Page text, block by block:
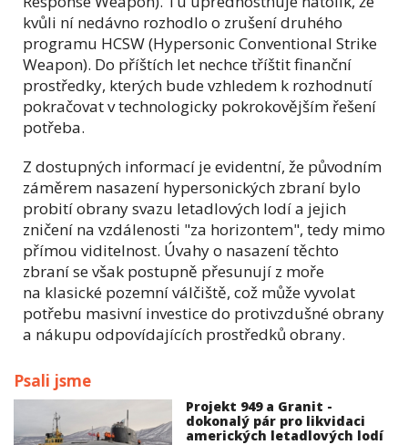
kvůli ní nedávno rozhodlo o zrušení druhého
programu HCSW (Hypersonic Conventional Strike
Weapon). Do příštích let nechce tříštit finanční
prostředky, kterých bude vzhledem k rozhodnutí
pokračovat v technologicky pokrokovějším řešení
potřeba.
Z dostupných informací je evidentní, že původním
záměrem nasazení hypersonických zbraní bylo
probití obrany svazu letadlových lodí a jejich
zničení na vzdálenosti "za horizontem", tedy mimo
přímou viditelnost. Úvahy o nasazení těchto
zbraní se však postupně přesunují z moře
na klasické pozemní válčiště, což může vyvolat
potřebu masivní investice do protivzdušné obrany
a nákupu odpovídajících prostředků obrany.
Psali jsme
Projekt 949 a Granit -
dokonalý pár pro likvidaci
amerických letadlových lodí